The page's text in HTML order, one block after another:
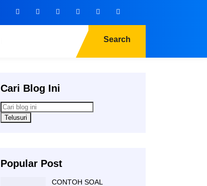
Search
Cari Blog Ini
Popular Post
CONTOH SOAL